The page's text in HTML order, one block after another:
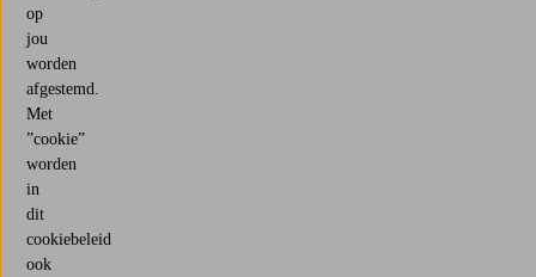
op
jou
worden
afgestemd.
Met
”cookie”
worden
in
dit
cookiebeleid
ook